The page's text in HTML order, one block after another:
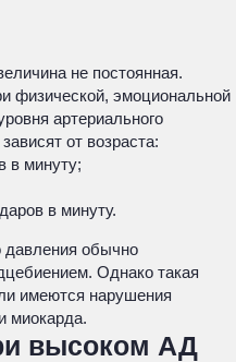
не постоянная.
физической, эмоциональной
артериального
от возраста:
в минуту;
в минуту.
давления обычно
Однако такая
имеются нарушения
миокарда.
высоком АД